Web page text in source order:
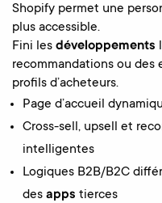
Shopify permet une
plus accessible.
Fini les développements
recommandations ou des
profils d’acheteurs.
Page d’accueil
Cross-sell, upsell et
intelligentes
Logiques B2B/B2C
des apps tierces